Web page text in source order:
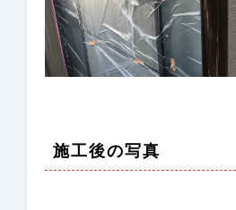
施工後の写真